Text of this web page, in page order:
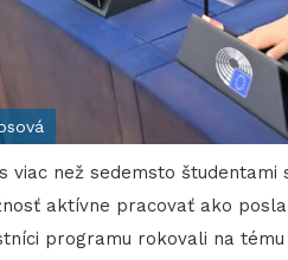
viac než sedemsto
aktívne pracovať ako
programu rokovali na tému